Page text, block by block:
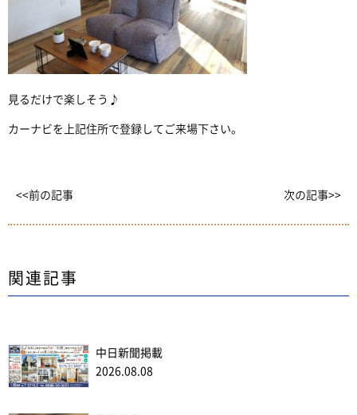
見るだけで楽しそう♪
カーナビを上記住所で登録してご来場下さい。
<<前の記事 次の記事>>
関連記事
中日新聞掲載
2026.08.08